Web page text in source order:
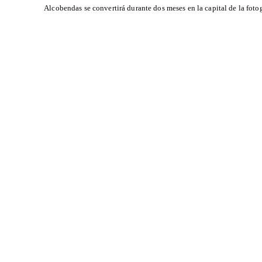
Alcobendas se convertirá durante dos meses en la capital de la